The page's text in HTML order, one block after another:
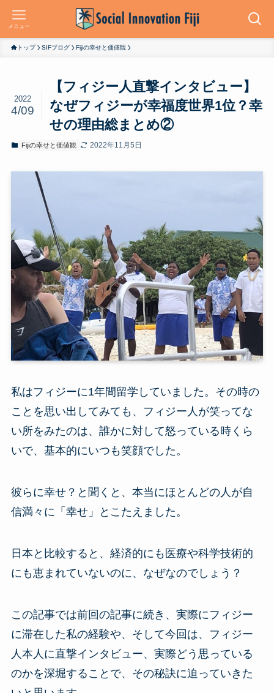
メニュー
トップ SIFブログ Fijiの幸せと価値観
【フィジー人直撃インタビュー】
なぜフィジーが幸福度世界1位？幸
せの理由総まとめ②
2022
4/09
Fijiの幸せと価値観 2022年11月5日
私はフィジーに1年間留学していました。その時の
ことを思い出してみても、フィジー人が笑ってな
い所をみたのは、誰かに対して怒っている時くら
いで、基本的にいつも笑顔でした。
彼らに幸せ？と聞くと、本当にほとんどの人が自
信満々に「幸せ」とこたえました。
日本と比較すると、経済的にも医療や科学技術的
にも恵まれていないのに、なぜなのでしょう？
この記事では前回の記事に続き、実際にフィジー
に滞在した私の経験や、そして今回は、フィジー
人本人に直撃インタビュー、実際どう思っている
のかを深堀することで、その秘訣に迫っていきた